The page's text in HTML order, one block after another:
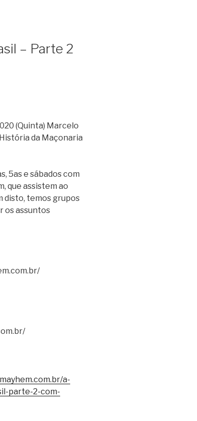
– Parte 2
(Quinta) Marcelo
da Maçonaria
5as e sábados com
que assistem ao
disto, temos grupos
os assuntos
a-
parte-2-com-